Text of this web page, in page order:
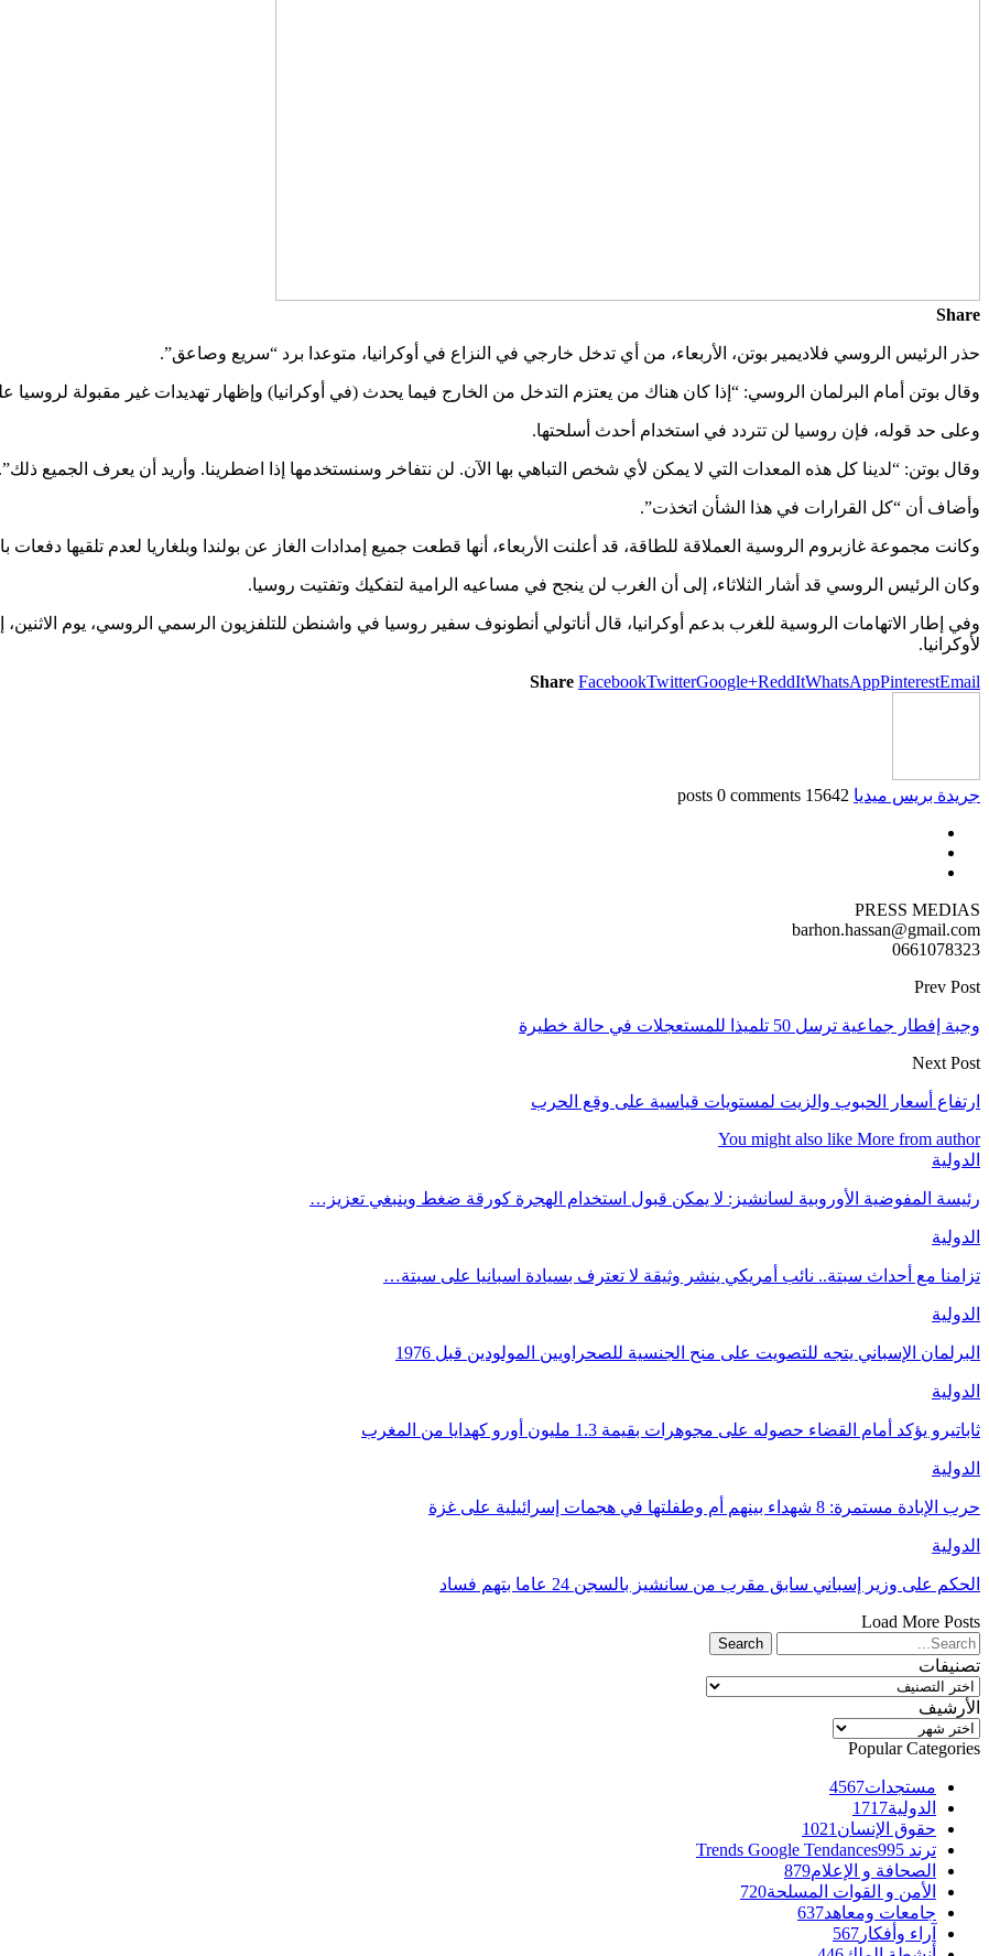
Share
حذر الرئيس الروسي فلاديمير بوتن، الأربعاء، من أي تدخل خارجي في النزاع في أوكرانيا، متوعدا برد “سريع وصاعق”.
وقال بوتن أمام البرلمان الروسي: “إذا كان هناك من يعتزم التدخل من الخارج فيما يحدث (في أوكرانيا) وإظهار تهديدات غير مقبولة لروسيا
وعلى حد قوله، فإن روسيا لن تتردد في استخدام أحدث أسلحتها.
وقال بوتن: “لدينا كل هذه المعدات التي لا يمكن لأي شخص التباهي بها الآن. لن نتفاخر وسنستخدمها إذا اضطرينا. وأريد أن يعرف الجميع ذلك”.
وأضاف أن “كل القرارات في هذا الشأن اتخذت”.
وكانت مجموعة غازبروم الروسية العملاقة للطاقة، قد أعلنت الأربعاء، أنها قطعت جميع إمدادات الغاز عن بولندا وبلغاريا لعدم تلقيها دفعات
وكان الرئيس الروسي قد أشار الثلاثاء، إلى أن الغرب لن ينجح في مساعيه الرامية لتفكيك وتفتيت روسيا.
وفي إطار الاتهامات الروسية للغرب بدعم أوكرانيا، قال أناتولي أنطونوف سفير روسيا في واشنطن للتلفزيون الرسمي الروسي، يوم
لأوكرانيا.
Share FacebookTwitterGoogle+ReddItWhatsAppPinterestEmail
جريدة بريس ميديا 15642 posts
0 comments
PRESS MEDIAS
barhon.hassan@gmail.com
0661078323
Prev Post
وجبة إفطار جماعية ترسل 50 تلميذا للمستعجلات في حالة خطيرة
Next Post
ارتفاع أسعار الحبوب والزيت لمستويات قياسية على وقع الحرب
You might also like More from author
الدولية
رئيسة المفوضية الأوروبية لسانشيز: لا يمكن قبول استخدام الهجرة كورقة ضغط وينبغي تعزيز…
الدولية
تزامنا مع أحداث سبتة.. نائب أمريكي ينشر وثيقة لا تعترف بسيادة اسبانيا على سبتة…
الدولية
البرلمان الإسباني يتجه للتصويت على منح الجنسية للصحراويين المولودين قبل 1976
الدولية
ثاباتيرو يؤكد أمام القضاء حصوله على مجوهرات بقيمة 1.3 مليون أورو كهدايا من المغرب
الدولية
حرب الإبادة مستمرة: 8 شهداء بينهم أم وطفلتها في هجمات إسرائيلية على غزة
الدولية
الحكم على وزير إسباني سابق مقرب من سانشيز بالسجن 24 عاما بتهم فساد
Load More Posts
تصنيفات
تصنيفات
الأرشيف
الأرشيف
Popular Categories
مستجدات4567
الدولية1717
حقوق الإنسان 1021
ترند Trends Google Tendances 995
الصحافة و الإعلام879
الأمن و القوات المسلحة720
جامعات ومعاهد637
آراء وأفكار 567